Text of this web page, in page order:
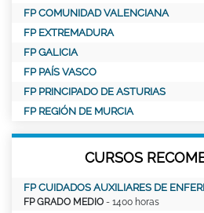
FP COMUNIDAD VALENCIANA
FP EXTREMADURA
FP GALICIA
FP PAÍS VASCO
FP PRINCIPADO DE ASTURIAS
FP REGIÓN DE MURCIA
CURSOS
FP CUIDADOS AUXILIARES DE
FP GRADO MEDIO - 1400 horas